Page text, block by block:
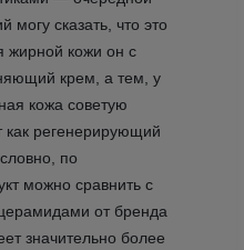
могу сказать, что это
жирной кожи он с
крем, а тем, у
кожа советую
как регенерирующий
по
можно сравнить с
от бренда
значительно более